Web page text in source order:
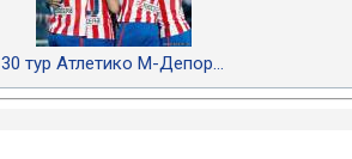
30 тур Атлетико М-Депор...